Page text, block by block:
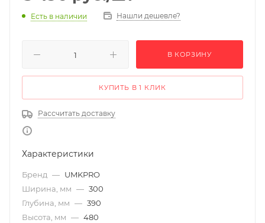
Есть в наличии Нашли дешевле?
В КОРЗИНУ
КУПИТЬ В 1 КЛИК
Рассчитать доставку
Характеристики
Бренд — UMKPRO
Ширина, мм — 300
Глубина, мм — 390
Высота, мм — 480